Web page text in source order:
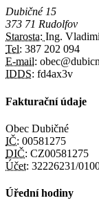
Dubičné 15
373 71 Rudolfov
Starosta: Ing.
Tel: 387 202 094
E-mail:
IDDS: fd4ax3v
Fakturační údaje
Obec Dubičné
IČ: 00581275
DIČ: CZ00581275
Účet: 32226231/
Úřední hodiny